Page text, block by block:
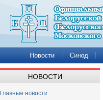
Новости Синод
НОВОСТИ
Главные новости